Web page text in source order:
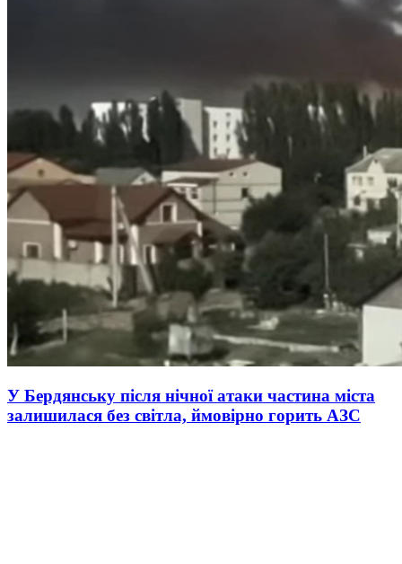
У Бердянську після нічної атаки частина міста
залишилася без світла, ймовірно горить АЗС